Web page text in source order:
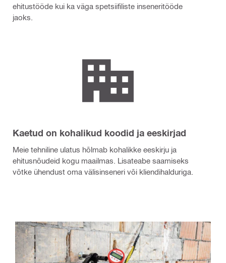
ehitustööde kui ka väga spetsiifiliste inseneritööde
jaoks.
Kaetud on kohalikud koodid ja eeskirjad
Meie tehniline ulatus hõlmab kohalikke eeskirju ja
ehitusnõudeid kogu maailmas. Lisateabe saamiseks
võtke ühendust oma välisinseneri või kliendihalduriga.